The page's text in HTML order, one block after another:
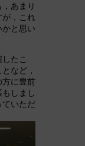
あまり
が，これ
と思い
たこ
など，
に豊前
しまし
ていただ